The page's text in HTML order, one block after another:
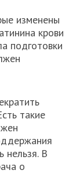
изменены
крови
подготовки
такие
нельзя. В
о